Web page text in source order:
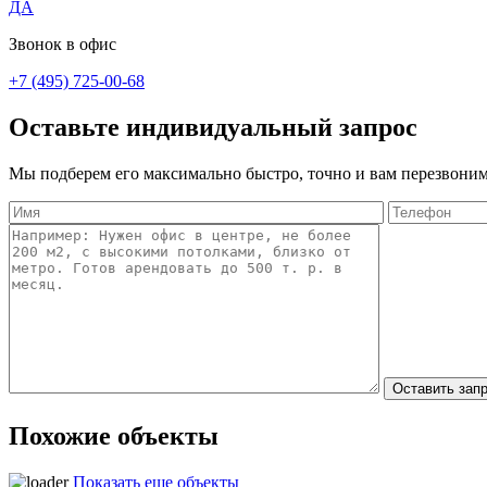
ДА
Звонок в офис
+7 (495) 725-00-68
Оставьте индивидуальный запрос
Мы подберем его максимально быстро, точно и вам
Похожие объекты
Показать еще объекты